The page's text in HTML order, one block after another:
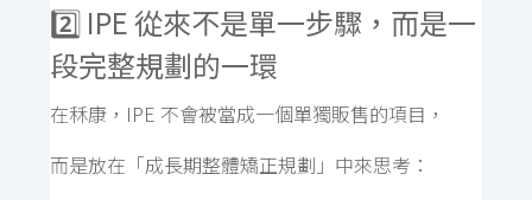
2️⃣ IPE 從來不是單一步驟，而是一
段完整規劃的一環
在秝康，IPE 不會被當成一個單獨販售的項目，
而是放在「成長期整體矯正規劃」中來思考：